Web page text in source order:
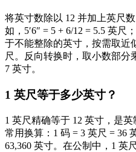
将英寸数除以 12 并加上英尺
如，5′6″ = 5 + 6/12 = 5.5 英尺
于不能整除的英寸，按需取近
尺。反向转换时，取小数部分
7 英寸。
1 英尺等于多少英寸？
1 英尺精确等于 12 英寸，是
常用换算：1 码 = 3 英尺 = 36
63,360 英寸。在公制中，1 英